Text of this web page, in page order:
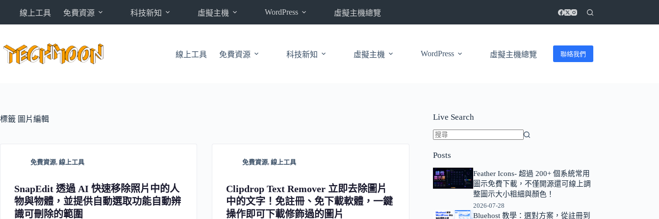
內
線上工具 免費資源 科技新知 虛擬主機 WordPress 虛擬主機總覽
線上工具 免費資源 科技新知 虛擬主機 WordPress 虛擬主機總覽 聯絡我們
標籤 圖片編輯
免費資源, 線上工具
SnapEdit 透過 AI 快速移除照片中的人
物與物體，並提供自動選取功能自動辨
識可刪除的範圍
免費資源, 線上工具
Clipdrop Text Remover 立即去除圖片
中的文字！免註冊、免下載軟體，一鍵
操作即可下載修飾過的圖片
Live Search
不
到
符
件
Posts
Feather Icons- 超過 200+ 個系統常用
圖示免費下載，不僅開源還可線上調
整圖示大小粗細與顏色！
2026-07-28
Bluehost 教學：選對方案，從註冊到